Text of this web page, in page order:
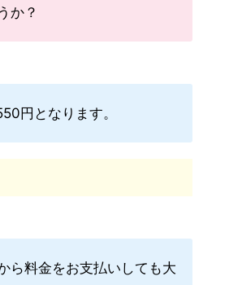
か？
円となります。
ら料金をお支払いしても大